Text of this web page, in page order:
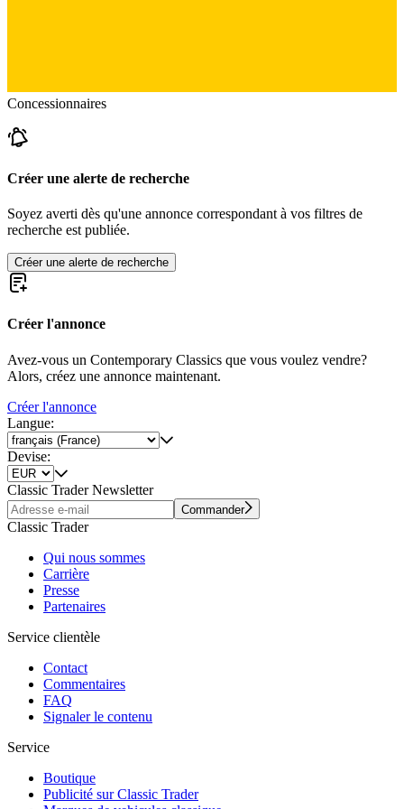
Concessionnaires
Créer une alerte de recherche
Soyez averti dès qu'une annonce correspondant à vos filtres de
recherche est publiée.
Créer une alerte de recherche
Créer l'annonce
Avez-vous un Contemporary Classics que vous voulez vendre?
Alors, créez une annonce maintenant.
Créer l'annonce
Langue:
Devise:
Classic Trader Newsletter
Commander
Classic Trader
Qui nous sommes
Carrière
Presse
Partenaires
Service clientèle
Contact
Commentaires
FAQ
Signaler le contenu
Service
Boutique
Publicité sur Classic Trader